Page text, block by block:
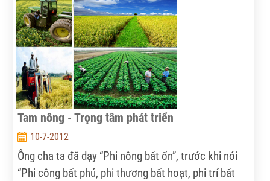
Tam nông - Trọng tâm phát triển
10-7-2012
Ông cha ta đã dạy “Phi nông bất ổn”, trước khi nói
“Phi công bất phú, phi thương bất hoạt, phi trí bất